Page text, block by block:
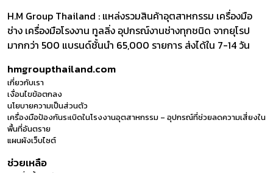
H.M Group Thailand : แหล่งรวมสินค้าอุตสาหกรรม เครื่องมือ
ช่าง เครื่องมือโรงงาน ทูลลิ่ง อุปกรณ์งานช่างทุกชนิด จากยุโรป
มากกว่า 500 แบรนด์ชั้นนำ 65,000 รายการ ส่งได้ใน 7-14 วัน
hmgroupthailand.com
เกี่ยวกับเรา
เงื่อนไขข้อตกลง
นโยบายความเป็นส่วนตัว
เครื่องมือป้องกันระเบิดในโรงงานอุตสาหกรรม – อุปกรณ์ที่ช่วยลดความเสี่ยงใน
พื้นที่อันตราย
แผนผังเว็บไซต์
ช่วยเหลือ